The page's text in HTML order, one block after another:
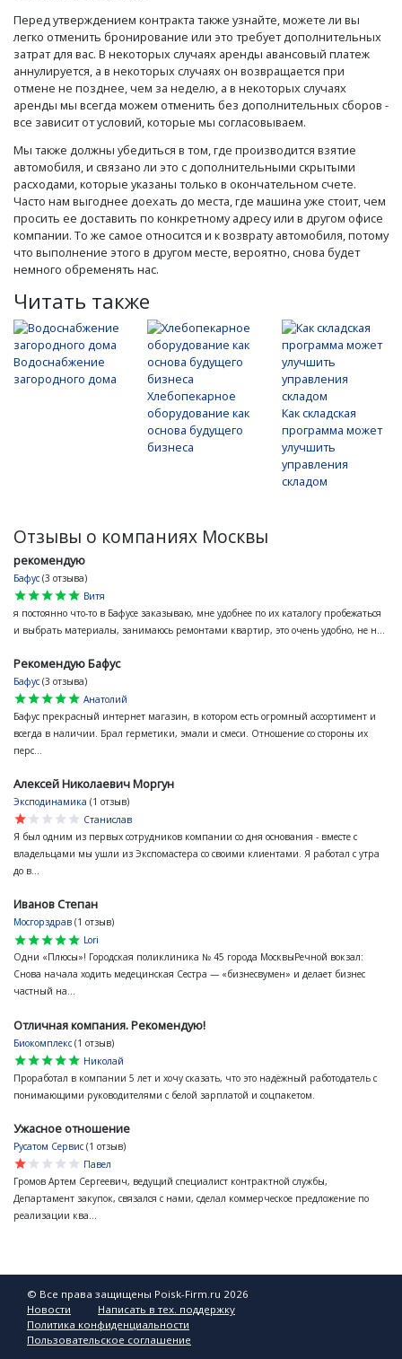
Перед утверждением контракта также узнайте, можете ли вы
легко отменить бронирование или это требует дополнительных
затрат для вас. В некоторых случаях аренды авансовый платеж
аннулируется, а в некоторых случаях он возвращается при
отмене не позднее, чем за неделю, а в некоторых случаях
аренды мы всегда можем отменить без дополнительных сборов -
все зависит от условий, которые мы согласовываем.
Мы также должны убедиться в том, где производится взятие
автомобиля, и связано ли это с дополнительными скрытыми
расходами, которые указаны только в окончательном счете.
Часто нам выгоднее доехать до места, где машина уже стоит, чем
просить ее доставить по конкретному адресу или в другом офисе
компании. То же самое относится и к возврату автомобиля, потому
что выполнение этого в другом месте, вероятно, снова будет
немного обременять нас.
Читать также
Водоснабжение
загородного дома
Хлебопекарное
оборудование как
основа будущего
бизнеса
Как складская
программа может
улучшить
управления
складом
Отзывы о компаниях Москвы
рекомендую
Бафус (3 отзыва)
star
star
star
star
star
Витя
я постоянно что-то в Бафусе заказываю, мне удобнее по их каталогу пробежаться
и выбрать материалы, занимаюсь ремонтами квартир, это очень удобно, не н...
Рекомендую Бафус
Бафус (3 отзыва)
star
star
star
star
star
Анатолий
Бафус прекрасный интернет магазин, в котором есть огромный ассортимент и
всегда в наличии. Брал герметики, эмали и смеси. Отношение со стороны их
перс...
Алексей Николаевич Моргун
Эксподинамика (1 отзыв)
star
star
star
star
star
Станислав
Я был одним из первых сотрудников компании со дня основания - вместе с
владельцами мы ушли из Экспомастера со своими клиентами. Я работал с утра
до в...
Иванов Степан
Мосгорздрав (1 отзыв)
star
star
star
star
star
Lori
Одни «Плюсы»! Городская поликлиника № 45 города МосквыРечной вокзал:
Снова начала ходить медецинская Сестра — «бизнесвумен» и делает бизнес
частный на...
Отличная компания. Рекомендую!
Биокомплекс (1 отзыв)
star
star
star
star
star
Николай
Проработал в компании 5 лет и хочу сказать, что это надёжный работодатель с
понимающими руководителями с белой зарплатой и соцпакетом.
Ужасное отношение
Русатом Сервис (1 отзыв)
star
star
star
star
star
Павел
Громов Артем Сергеевич, ведущий специалист контрактной службы,
Департамент закупок, связался с нами, сделал коммерческое предложение по
реализации ква...
© Все права защищены Poisk-Firm.ru 2026
Новости
Написать в тех. поддержку
Политика конфиденциальности
Пользовательское соглашение